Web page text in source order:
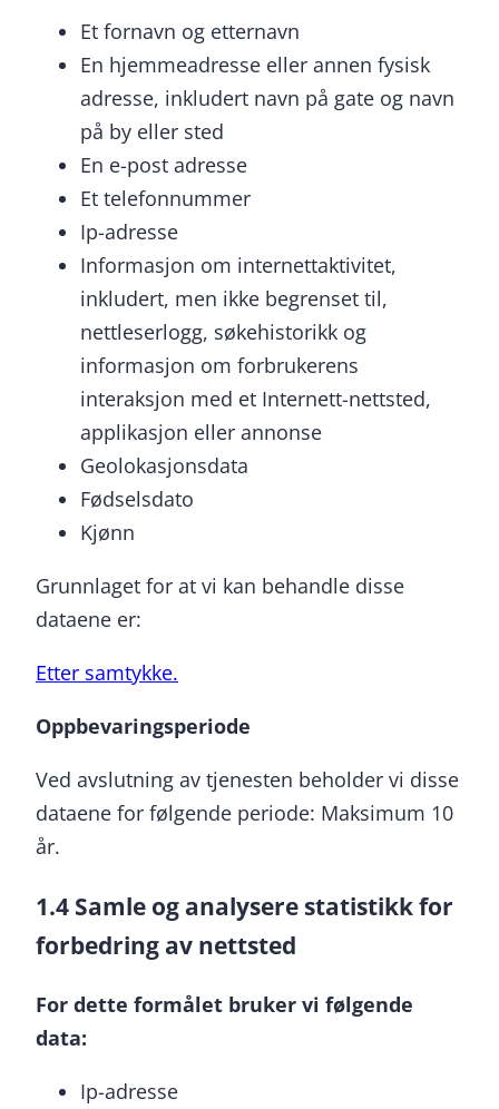
Et fornavn og etternavn
En hjemmeadresse eller annen fysisk
adresse, inkludert navn på gate og navn
på by eller sted
En e-post adresse
Et telefonnummer
Ip-adresse
Informasjon om internettaktivitet,
inkludert, men ikke begrenset til,
nettleserlogg, søkehistorikk og
informasjon om forbrukerens
interaksjon med et Internett-nettsted,
applikasjon eller annonse
Geolokasjonsdata
Fødselsdato
Kjønn
Grunnlaget for at vi kan behandle disse
dataene er:
Etter samtykke.
Oppbevaringsperiode
Ved avslutning av tjenesten beholder vi disse
dataene for følgende periode: Maksimum 10
år.
1.4 Samle og analysere statistikk for
forbedring av nettsted
For dette formålet bruker vi følgende
data:
Ip-adresse